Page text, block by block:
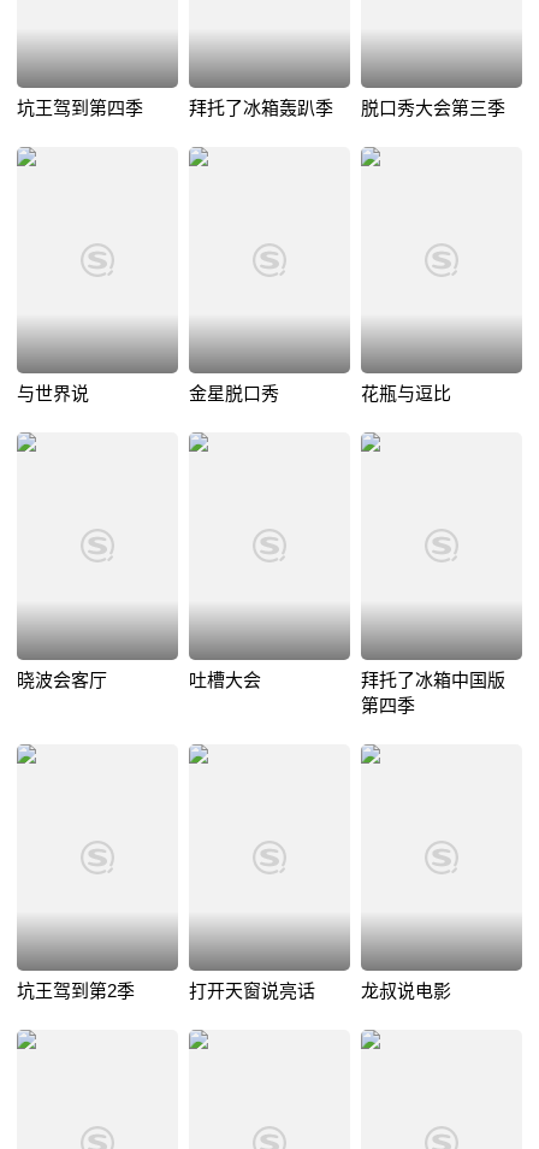
坑王驾到第四季 拜托了冰箱轰趴季 脱口秀大会第三季
与世界说 金星脱口秀 花瓶与逗比
晓波会客厅 吐槽大会
拜托了冰箱中国版
第四季
坑王驾到第2季 打开天窗说亮话 龙叔说电影